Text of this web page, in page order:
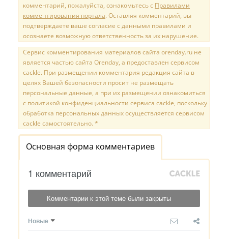
комментарий, пожалуйста, ознакомьтесь с Правилами
комментирования портала. Оставляя комментарий, вы
подтверждаете ваше согласие с данными правилами и
осознаете возможную ответственность за их нарушение.
Сервис комментирования материалов сайта orenday.ru не
является частью сайта Orenday, а предоставлен сервисом
cackle. При размещении комментария редакция сайта в
целях Вашей безопасности просит не размещать
персональные данные, а при их размещении ознакомиться
с политикой конфиденциальности сервиса cackle, поскольку
обработка персональных данных осуществляется сервисом
cackle самостоятельно. *
Основная форма комментариев
1 комментарий
Комментарии к этой теме были закрыты
Новые